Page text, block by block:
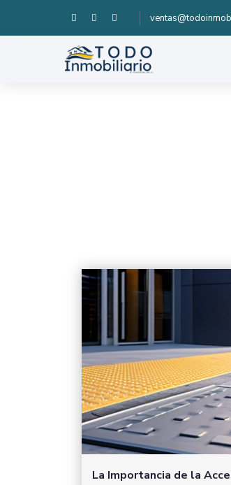
La Importancia de la